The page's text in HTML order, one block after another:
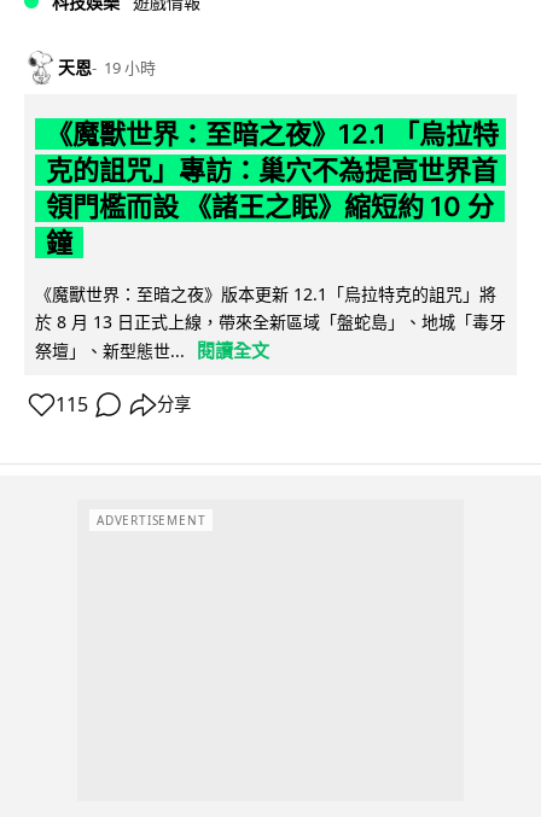
天恩 19 小時
《魔獸世界：至暗之夜》12.1 「烏拉特
克的詛咒」專訪：巢穴不為提高世界首
領門檻而設 《諸王之眠》縮短約 10 分
鐘
《魔獸世界：至暗之夜》版本更新 12.1「烏拉特克的詛咒」將
於 8 月 13 日正式上線，帶來全新區域「盤蛇島」、地城「毒牙
祭壇」、新型態世...
閱讀全文
115 分享
ADVERTISEMENT